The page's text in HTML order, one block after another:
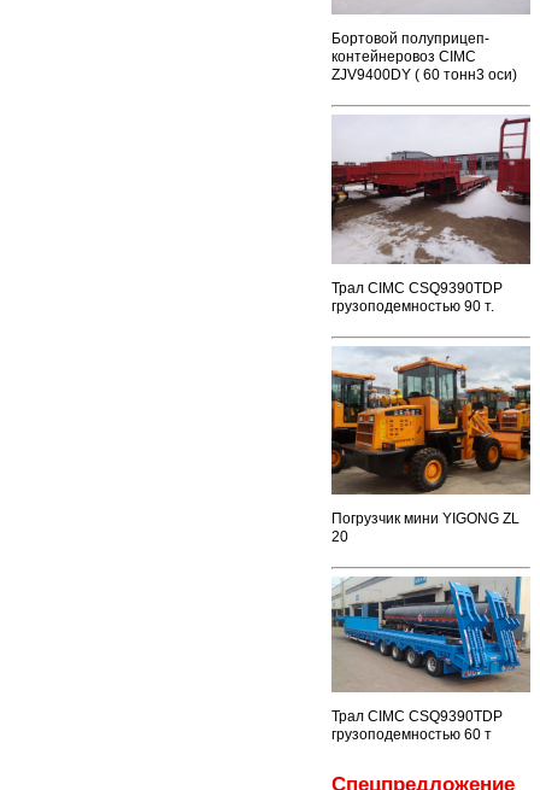
Бортовой полуприцеп-
контейнеровоз CIMC
ZJV9400DY ( 60 тонн3 оси)
Трал CIMC CSQ9390TDP
грузоподемностью 90 т.
Погрузчик мини YIGONG ZL
20
Трал CIMC CSQ9390TDP
грузоподемностью 60 т
Спецпредложение